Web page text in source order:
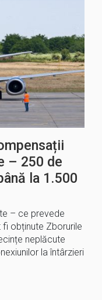
– 250 de
la 1.500
– ce prevede
obținute Zborurile
neplăcute
la întârzieri